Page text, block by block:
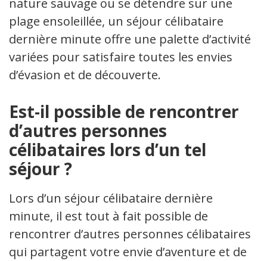
nature sauvage ou se détendre sur une
plage ensoleillée, un séjour célibataire
dernière minute offre une palette d’activités
variées pour satisfaire toutes les envies
d’évasion et de découverte.
Est-il possible de rencontrer
d’autres personnes
célibataires lors d’un tel
séjour ?
Lors d’un séjour célibataire dernière
minute, il est tout à fait possible de
rencontrer d’autres personnes célibataires
qui partagent votre envie d’aventure et de